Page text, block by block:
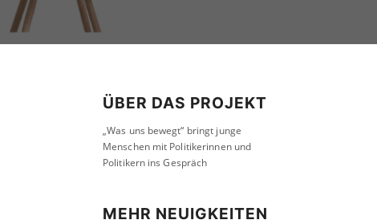
ÜBER DAS PROJEKT
„Was uns bewegt“ bringt junge
Menschen mit Politikerinnen und
Politikern ins Gespräch
MEHR NEUIGKEITEN